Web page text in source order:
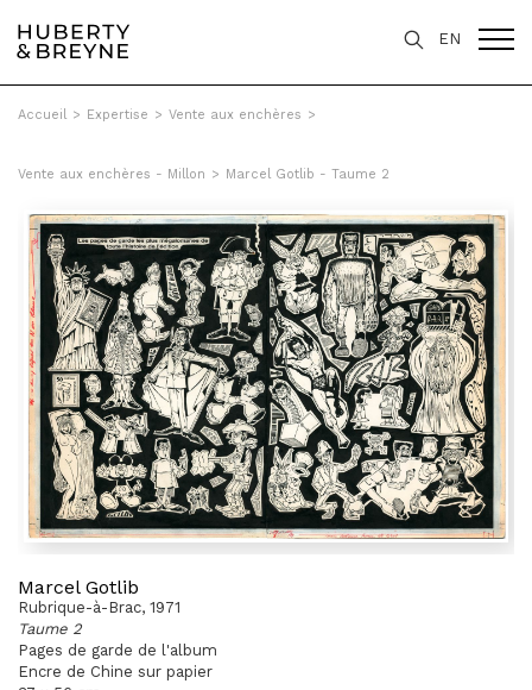
EN
Accueil > Expertise > Vente aux enchères >
Vente aux enchères - Millon > Marcel Gotlib - Taume 2
Marcel Gotlib
Rubrique-à-Brac, 1971
Taume 2
Pages de garde de l'album
Encre de Chine sur papier